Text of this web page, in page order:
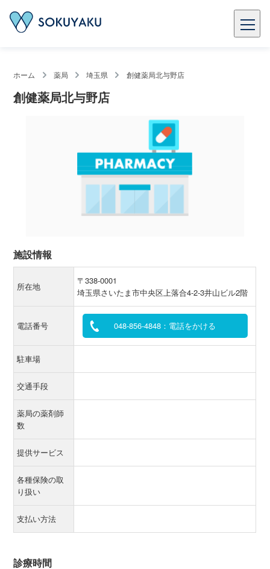
ホーム 薬局 埼玉県 創健薬局北与野店
創健薬局北与野店
施設情報
所在地
〒338-0001
埼玉県さいたま市中央区上落合4-2-3井山ビル2階
電話番号 048-856-4848：電話をかける
駐車場
交通手段
薬局の薬剤師
数
提供サービス
各種保険の取
り扱い
支払い方法
診療時間